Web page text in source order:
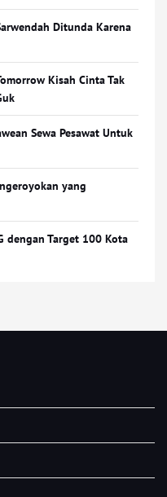
Ditunda Karena
Kisah Cinta Tak
Sewa Pesawat Untuk
yang
dengan Target 100 Kota